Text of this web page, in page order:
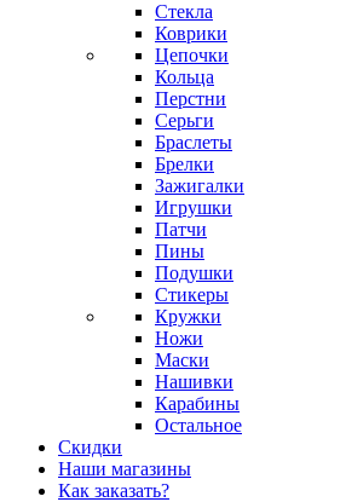
Стекла
Коврики
Цепочки
Кольца
Перстни
Серьги
Браслеты
Брелки
Зажигалки
Игрушки
Патчи
Пины
Подушки
Стикеры
Кружки
Ножи
Маски
Нашивки
Карабины
Остальное
Скидки
Наши магазины
Как заказать?